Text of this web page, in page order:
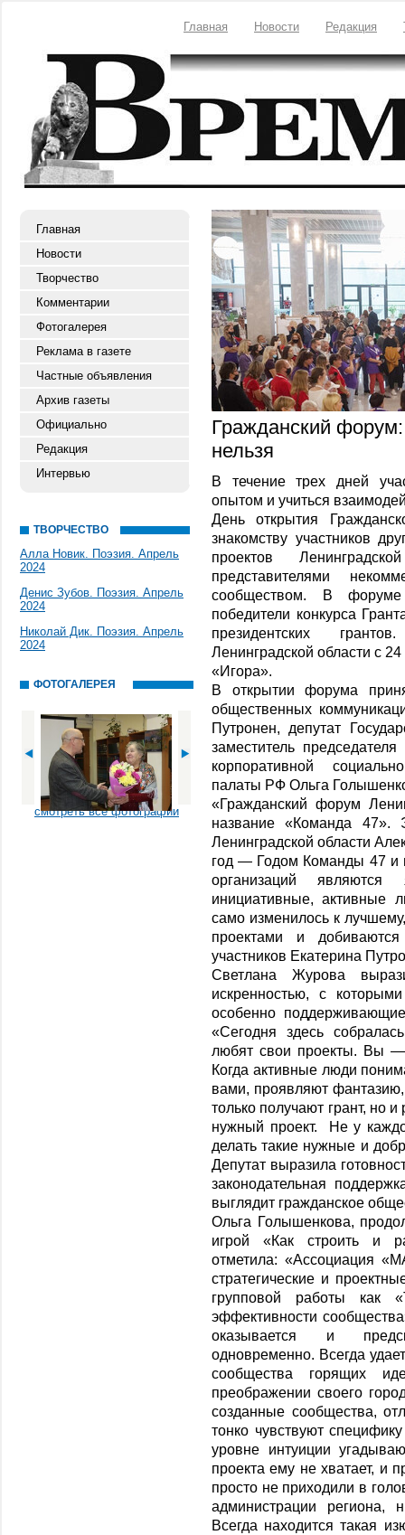
Главная Новости Редакция
Главная
Новости
Творчество
Комментарии
Фотогалерея
Реклама в газете
Частные объявления
Архив газеты
Официально
Редакция
Интервью
ТВОРЧЕСТВО
Алла Новик. Поэзия. Апрель
2024
Денис Зубов. Поэзия. Апрель
2024
Николай Дик. Поэзия. Апрель
2024
ФОТОГАЛЕРЕЯ
смотреть все фотографии
Гражданский
нельзя
В течение трех дней
опытом и учиться
День открытия
знакомству участников
проектов
представителями
сообществом. В
победители конкурса
президентских
Ленинградской области с
«Игора».
В открытии форума
общественных
Путронен, депутат
заместитель
корпоративной
палаты РФ Ольга
«Гражданский форум
название «Команда 47».
Ленинградской области
год ― Годом Команды 47 и
организаций
инициативные, активные
само изменилось к
проектами и
участников Екатерина
Светлана Журова
искренностью, с
особенно
«Сегодня здесь
любят свои проекты. Вы
Когда активные люди
вами, проявляют фантазию,
только получают грант, но
нужный проект. Не у
делать такие нужные и
Депутат выразила
законодательная
выглядит гражданское
Ольга Голышенкова,
игрой «Как строить и
отметила: «Ассоциация
стратегические и
групповой работы как
эффективности
оказывается и
одновременно. Всегда
сообщества горящих
преображении своего
созданные сообщества,
тонко чувствуют
уровне интуиции
проекта ему не хватает, и
просто не приходили в
администрации региона,
Всегда находится такая